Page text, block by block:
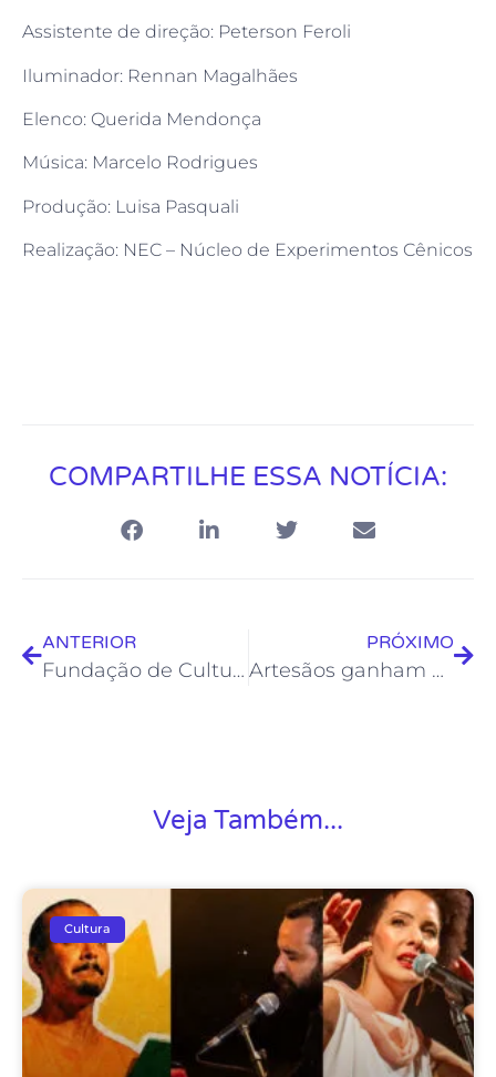
Assistente de direção: Peterson Feroli
Iluminador: Rennan Magalhães
Elenco: Querida Mendonça
Música: Marcelo Rodrigues
Produção: Luisa Pasquali
Realização: NEC – Núcleo de Experimentos Cênicos
COMPARTILHE ESSA NOTÍCIA:
ANTERIOR
Fundação de Cultura prepara programação comemorativa pelo aniversário da Cidade
PRÓXIMO
Artesãos ganham mais um dia para apresentar peças para avaliação e envio à Feira Rio Artes
Veja Também...
Cultura